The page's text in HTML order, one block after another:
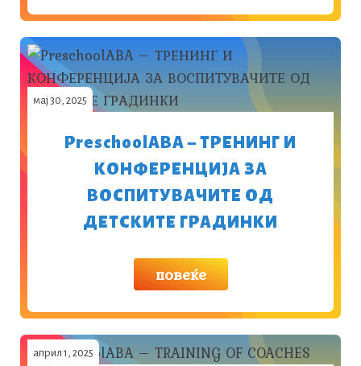
мај 30, 2025
PreschoolABA – ТРЕНИНГ И
КОНФЕРЕНЦИЈА ЗА
ВОСПИТУВАЧИТЕ ОД
ДЕТСКИТЕ ГРАДИНКИ
повеќе
април 1, 2025